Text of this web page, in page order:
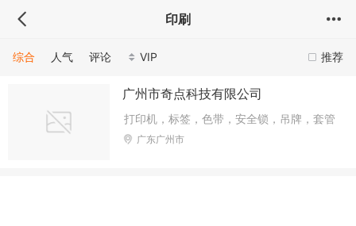
印刷
推荐
综合 人气 评论 VIP
广州市奇点科技有限公司
打印机，标签，色带，安全锁，吊牌，套管
广东广州市